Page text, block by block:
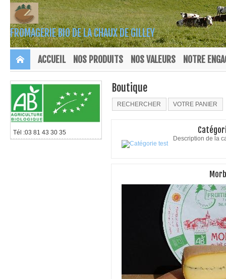
FROMAGERIE BIO DE LA CHAUX DE GILLEY
ACCUEIL NOS PRODUITS NOS VALEURS NOTRE
Tél :03 81 43 30 35
Boutique
RECHERCHER VOTRE PANIER
Description de la